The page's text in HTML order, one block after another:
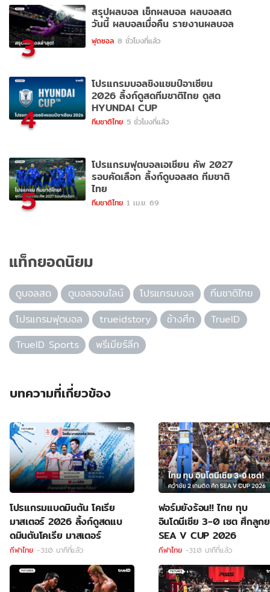
3
สรุปผลบอล เช็กผลบอล ผลบอลสด
วันนี้ ผลบอลเมื่อคืน รายงานผลบอล
ฟุตซอล 8 ชั่วโมงที่แล้ว
4
โปรแกรมบอลชิงแชมป์อาเซียน
2026 ลิ้งก์ดูสดทีมชาติไทย ดูสด
HYUNDAI CUP
ทีมชาติไทย 5 ชั่วโมงที่แล้ว
5
โปรแกรมฟุตบอลเอเชียน คัพ 2027
รอบคัดเลือก ลิ้งก์ดูบอลสด ทีมชาติ
ไทย
ทีมชาติไทย 1 เม.ย. 69
แท็กยอดนิยม
ดูบอลสด ดูบอลออนไลน์ โปรแกรมบอล
ทีมชาติไทย
โปรแกรมฟุตบอล
trueidstory ช้างศึก
TrueID
TrueID Sports
พรีเมียร์ลีก
บทความที่เกี่ยวข้อง
โปรแกรมแบดมินตัน โคเรีย
มาสเตอร์ 2026 ลิ้งก์ดูสดแบ
ดมินตันโคเรีย มาสเตอร์
กีฬาไทย -310 นาทีที่แล้ว
ฟอร์มยังร้อน!! ไทย ทุบ
อินโดนีเซีย 3-0 เซต ศึกลูก
SEA V CUP 2026
กีฬาไทย -310 นาทีที่แล้ว